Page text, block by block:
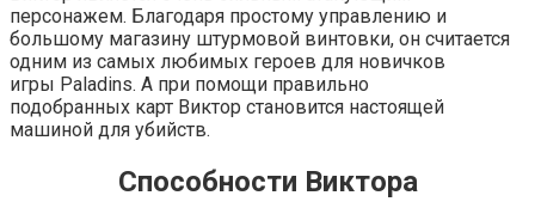
персонажем. Благодаря простому управлению и
большому магазину штурмовой винтовки, он считается
одним из самых любимых героев для новичков
игры Paladins. А при помощи правильно
подобранных карт Виктор становится настоящей
машиной для убийств.
Способности Виктора